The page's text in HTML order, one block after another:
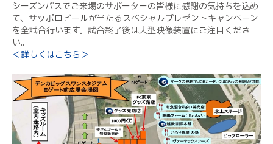
シーズンパスでご来場のサポーターの皆様に感謝の気持ちを込め
て、サッポロビールが当たるスペシャルプレゼントキャンペーン
を全試合行います。試合終了後は大型映像装置にご注目くださ
い。
＜詳しくはこちら＞